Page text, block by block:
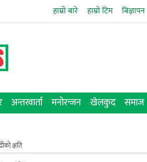
हाम्रो बारे हाम्राे टिम बिज्ञापन
अन्तरवार्ता मनोरन्जन खेलकुद समाज
क्षति